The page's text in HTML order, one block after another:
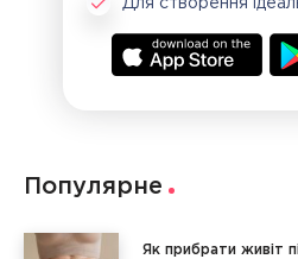
Для створення
Популярне
Як прибрати живіт